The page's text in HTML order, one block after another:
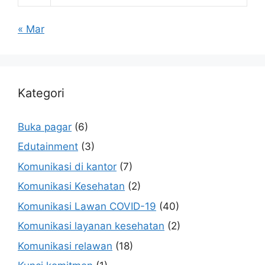
« Mar
Kategori
Buka pagar (6)
Edutainment (3)
Komunikasi di kantor (7)
Komunikasi Kesehatan (2)
Komunikasi Lawan COVID-19 (40)
Komunikasi layanan kesehatan (2)
Komunikasi relawan (18)